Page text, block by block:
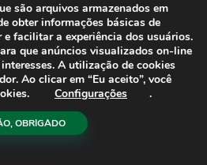
são arquivos armazenados em
obter informações básicas de
facilitar a experiência dos usuários.
que anúncios visualizados on-line
A utilização de cookies
Ao clicar em “Eu aceito”, você
Configurações .
OBRIGADO